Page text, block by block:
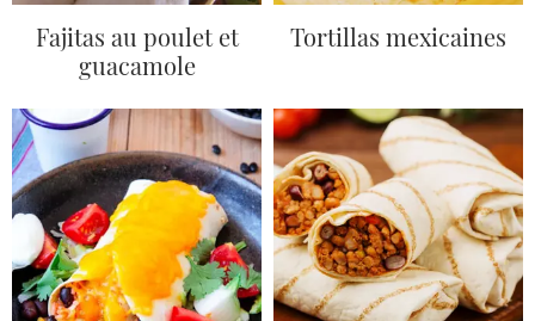
Fajitas au poulet et
guacamole
Tortillas mexicaines